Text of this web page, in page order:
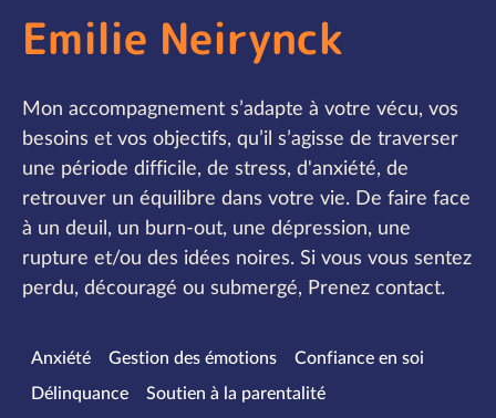
Emilie Neirynck
Mon accompagnement s’adapte à votre vécu, vos
besoins et vos objectifs, qu’il s’agisse de traverser
une période difficile, de stress, d'anxiété, de
retrouver un équilibre dans votre vie. De faire face
à un deuil, un burn-out, une dépression, une
rupture et/ou des idées noires. Si vous vous sentez
perdu, découragé ou submergé, Prenez contact.
Spécialités
Anxiété Gestion des émotions
Confiance en soi
Délinquance
Soutien à la parentalité